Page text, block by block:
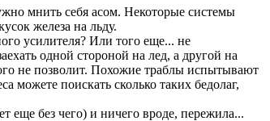
мнить себя асом. Некоторые системы
железа на льду.
усилителя? Или того еще... не
одной стороной на лед, а другой на
не позволит. Похожие траблы испытывают
поискать сколько таких бедолаг,
еще без чего) и ничего вроде, пережила...